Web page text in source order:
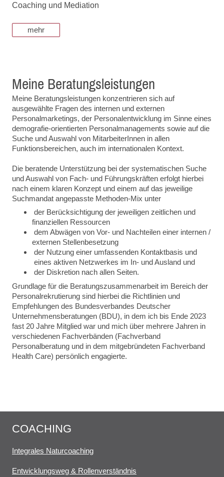
Coaching und Mediation
mehr
Meine Beratungsleistungen
Meine Beratungsleistungen konzentrieren sich auf
ausgewählte Fragen des internen und externen
Personalmarketings, der Personalentwicklung im Sinne eines
demografie-orientierten Personalmanagements sowie auf die
Suche und Auswahl von MitarbeiterInnen in allen
Funktionsbereichen, auch im internationalen Kontext.
Die beratende Unterstützung bei der systematischen Suche
und Auswahl von Fach- und Führungskräften erfolgt hierbei
nach einem klaren Konzept und einem auf das jeweilige
Suchmandat angepasste Methoden-Mix unter
der Berücksichtigung der jeweiligen zeitlichen und
finanziellen Ressourcen
dem Abwägen von Vor- und Nachteilen einer internen /
externen Stellenbesetzung
der Nutzung einer umfassenden Kontaktbasis und
eines aktiven Netzwerkes im In- und Ausland und
der Diskretion nach allen Seiten.
Grundlage für die Beratungszusammenarbeit im Bereich der
Personalrekrutierung sind hierbei die Richtlinien und
Empfehlungen des Bundesverbandes Deutscher
Unternehmensberatungen (BDU), in dem ich bis Ende 2023
fast 20 Jahre Mitglied war und mich über mehrere Jahren in
verschiedenen Fachverbänden (Fachverband
Personalberatung und in dem mitgebründeten Fachverband
Health Care) persönlich engagierte.
COACHING
Integrales Naturcoaching
Entwicklungsweg & Rollenverständnis